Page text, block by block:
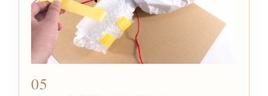
05